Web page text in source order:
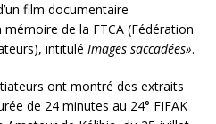
film documentaire
de la FTCA (Fédération
intitulé Images saccadées».
ont montré des extraits
de 24 minutes au 24° FIFAK